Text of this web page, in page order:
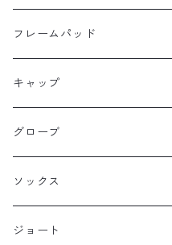
Farewell
Farther Bag Co
HANDUP
HMPL
Loophole Bags
サドルバッグ
フレームパッド
キャップ
グローブ
ソックス
ジョート